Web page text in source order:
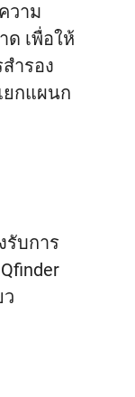
วาม
เพื่อให้
ำรอง
กแผนก
รับการ